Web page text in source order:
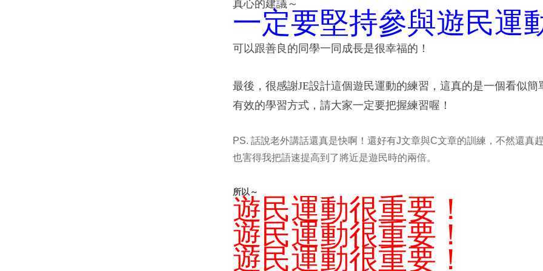
真心的建議～
一定要堅持參與遊民運
可以跟善良的同學一同成長是很幸福的！
最後，很感謝JE設計這個遊民運動的練習 ，這真的是一個看似簡
有效的學習方式，請大家一定要把握練習喔！
PS. 話說老外講話還真是快啊！還好有J文章與C文章的訓練，不然還真趕
也害得我把語速提高到了將近是遊民時的兩倍。
所以～
遊民運動很重要！
遊民運動很重要！
遊民運動很重要！